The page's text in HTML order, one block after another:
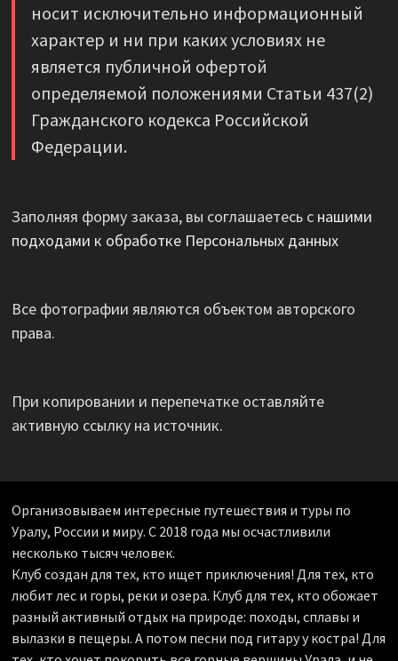
носит исключительно информационный
характер и ни при каких условиях не
является публичной офертой
определяемой положениями Статьи 437(2)
Гражданского кодекса Российской
Федерации.
Заполняя форму заказа, вы соглашаетесь с нашими
подходами к обработке Персональных данных
Все фотографии являются объектом авторского
права.
При копировании и перепечатке оставляйте
активную ссылку на источник.
Организовываем интересные путешествия и туры по
Уралу, России и миру. С 2018 года мы осчастливили
несколько тысяч человек.
Клуб создан для тех, кто ищет приключения! Для тех, кто
любит лес и горы, реки и озера. Клуб для тех, кто обожает
разный активный отдых на природе: походы, сплавы и
вылазки в пещеры. А потом песни под гитару у костра! Для